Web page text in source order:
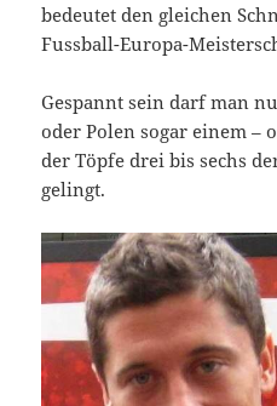
bedeutet den gleichen
Fussball-Europa-
Gespannt sein darf man
oder Polen sogar einem –
der Töpfe drei bis sechs
gelingt.